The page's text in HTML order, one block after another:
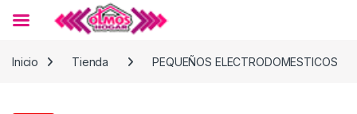
Inicio
Tienda PEQUEÑOS ELECTRODOMESTICOS